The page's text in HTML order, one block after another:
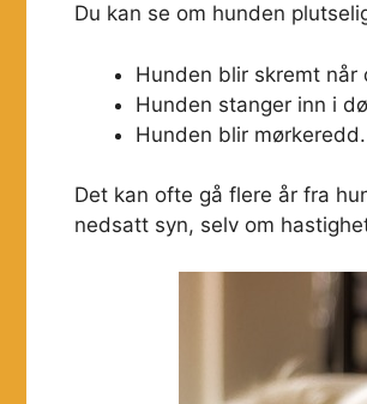
Du kan se om hunden
Hunden blir skremt når
Hunden stanger inn i
Hunden blir mørkeredd.
Det kan ofte gå flere år fra
nedsatt syn, selv om